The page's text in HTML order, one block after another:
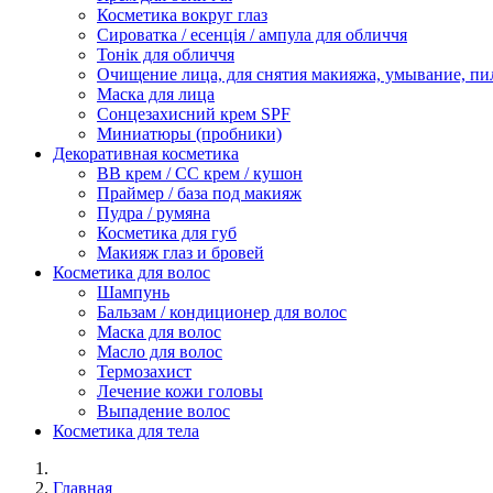
Косметика вокруг глаз
Сироватка / есенція / ампула для обличчя
Тонік для обличчя
Очищение лица, для снятия макияжа, умывание,
Маска для лица
Сонцезахисний крем SPF
Миниатюры (пробники)
Декоративная косметика
ВВ крем / СС крем / кушон
Праймер / база под макияж
Пудра / румяна
Косметика для губ
Макияж глаз и бровей
Косметика для волос
Шампунь
Бальзам / кондиционер для волос
Маска для волос
Масло для волос
Термозахист
Лечение кожи головы
Выпадение волос
Косметика для тела
Главная